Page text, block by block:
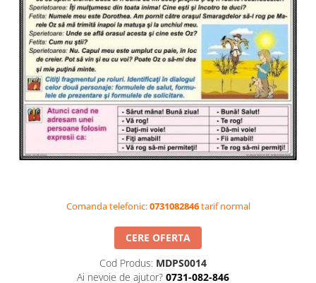
Suporti
Videoconferinta si Colaborare
Camere Videoconferinta
Boxe si Soundbar
Tehnologie Educationala
Ochelari VR-3D
Kit Robotic Educational
Software Educational
Table Interactive
Videoproiectoare si Echipamente IT
Comanda telefonic:0731082846tarif normal
CERE OFERTA
Cod Produs: MDPS0014
Ai nevoie de ajutor? 0731-082-846